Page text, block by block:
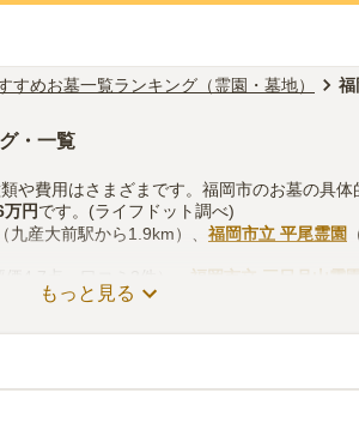
すめお墓一覧ランキング（霊園・墓地） 福
・一覧
費用はさまざまです。福岡市のお墓の具体
万円です。(ライフドット調べ)
（九産大前駅から1.9km）、 福岡市立 平尾霊園
福岡市立 三日月山霊
う。資料請求や見学予約が無料でできますの
もっと見る